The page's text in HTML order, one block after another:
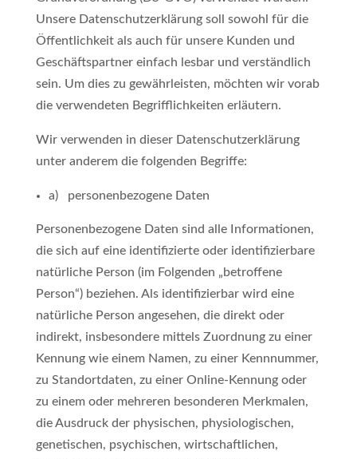
Unsere Datenschutzerklärung soll sowohl für die
Öffentlichkeit als auch für unsere Kunden und
Geschäftspartner einfach lesbar und verständlich
sein. Um dies zu gewährleisten, möchten wir vorab
die verwendeten Begrifflichkeiten erläutern.
Wir verwenden in dieser Datenschutzerklärung
unter anderem die folgenden Begriffe:
a) personenbezogene Daten
Personenbezogene Daten sind alle Informationen,
die sich auf eine identifizierte oder identifizierbare
natürliche Person (im Folgenden „betroffene
Person“) beziehen. Als identifizierbar wird eine
natürliche Person angesehen, die direkt oder
indirekt, insbesondere mittels Zuordnung zu einer
Kennung wie einem Namen, zu einer Kennnummer,
zu Standortdaten, zu einer Online-Kennung oder
zu einem oder mehreren besonderen Merkmalen,
die Ausdruck der physischen, physiologischen,
genetischen, psychischen, wirtschaftlichen,